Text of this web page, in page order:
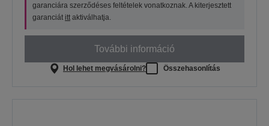
garanciára szerződéses feltételek vonatkoznak. A kiterjesztett
garanciát itt aktiválhatja.
További információ
Hol lehet megvásárolni? Összehasonlítás